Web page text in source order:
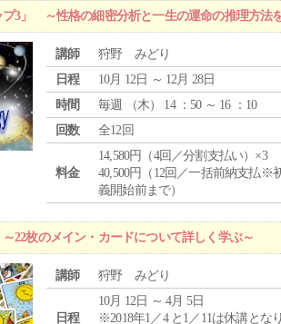
プ3」 ～性格の細密分析と一生の運命の推理方法
講師
狩野 みどり
日程
10月 12日 ～ 12月 28日
時間
毎週 （木） 14 ：50 ～ 16 ：10
回数
全12回
料金
14,580円（4回／分割支払い）×3
40,500円（12回／一括前納支払※
義開始前まで）
22枚のメイン・カードについて詳しく学ぶ～
講師 狩野 みどり
日程
10月 12日 ～ 4月 5日
※2018年1／4 と1／11は休講とな